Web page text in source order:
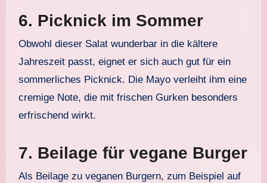
6. Picknick im Sommer
Obwohl dieser Salat wunderbar in die kältere
Jahreszeit passt, eignet er sich auch gut für ein
sommerliches Picknick. Die Mayo verleiht ihm eine
cremige Note, die mit frischen Gurken besonders
erfrischend wirkt.
7. Beilage für vegane Burger
Als Beilage zu veganen Burgern, zum Beispiel auf